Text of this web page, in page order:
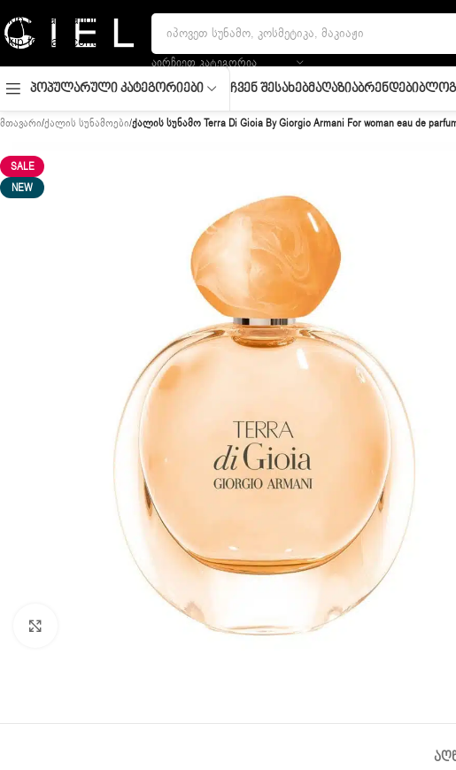
Skip to navigation
Skip to main content
ᲐᲘᲠᲩᲘᲔᲗ ᲙᲐᲢᲔᲒᲝᲠᲘᲐ
Პოპულარული Კატეგორიები Ჩვენ ᲨესახებᲛაღაზიაᲑრენდები
მთავარი/ქალის სუნამოები/ქალის სუნამო Terra Di Gioia By Giorgio Armani For woman eau de
SALE
NEW